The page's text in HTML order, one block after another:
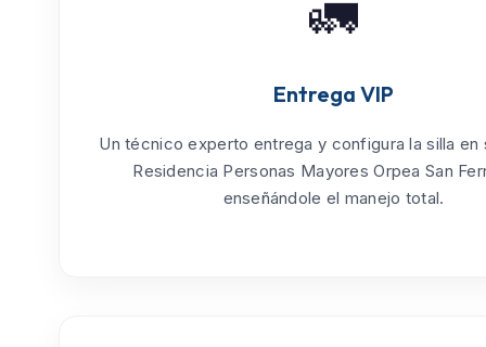
🚛
Entrega VIP
Un técnico experto entrega y configura la silla en
Residencia Personas Mayores Orpea San
enseñándole el manejo total.